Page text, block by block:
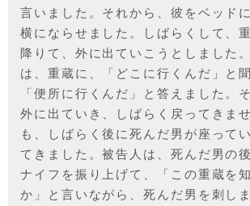
言いました。それから、彼をベッド
横にならせました。しばらくして、
降りて、外に出ていこうとしました
は、重蔵に、「どこに行くんだ」と
「便所に行くんだ」と答えました。
外に出ていき、しばらく戻ってきま
も、しばらく後に死んだ男が座って
てきました。被告人は、死んだ男の
ナイフを振り上げて、「この重蔵を
か」と言いながら、死んだ男を刺し